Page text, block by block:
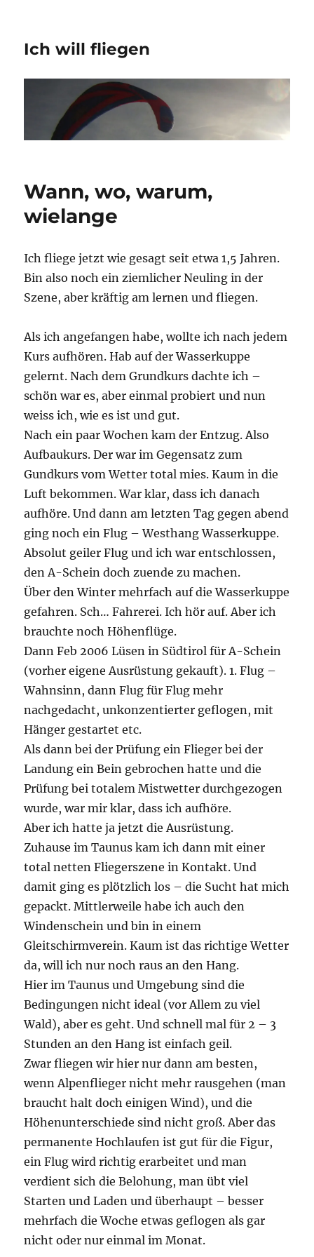
Ich will fliegen
Wann, wo, warum,
wielange
Ich fliege jetzt wie gesagt seit etwa 1,5 Jahren.
Bin also noch ein ziemlicher Neuling in der
Szene, aber kräftig am lernen und fliegen.
Als ich angefangen habe, wollte ich nach jedem
Kurs aufhören. Hab auf der Wasserkuppe
gelernt. Nach dem Grundkurs dachte ich –
schön war es, aber einmal probiert und nun
weiss ich, wie es ist und gut.
Nach ein paar Wochen kam der Entzug. Also
Aufbaukurs. Der war im Gegensatz zum
Gundkurs vom Wetter total mies. Kaum in die
Luft bekommen. War klar, dass ich danach
aufhöre. Und dann am letzten Tag gegen abend
ging noch ein Flug – Westhang Wasserkuppe.
Absolut geiler Flug und ich war entschlossen,
den A-Schein doch zuende zu machen.
Über den Winter mehrfach auf die Wasserkuppe
gefahren. Sch… Fahrerei. Ich hör auf. Aber ich
brauchte noch Höhenflüge.
Dann Feb 2006 Lüsen in Südtirol für A-Schein
(vorher eigene Ausrüstung gekauft). 1. Flug –
Wahnsinn, dann Flug für Flug mehr
nachgedacht, unkonzentierter geflogen, mit
Hänger gestartet etc.
Als dann bei der Prüfung ein Flieger bei der
Landung ein Bein gebrochen hatte und die
Prüfung bei totalem Mistwetter durchgezogen
wurde, war mir klar, dass ich aufhöre.
Aber ich hatte ja jetzt die Ausrüstung.
Zuhause im Taunus kam ich dann mit einer
total netten Fliegerszene in Kontakt. Und
damit ging es plötzlich los – die Sucht hat mich
gepackt. Mittlerweile habe ich auch den
Windenschein und bin in einem
Gleitschirmverein. Kaum ist das richtige Wetter
da, will ich nur noch raus an den Hang.
Hier im Taunus und Umgebung sind die
Bedingungen nicht ideal (vor Allem zu viel
Wald), aber es geht. Und schnell mal für 2 – 3
Stunden an den Hang ist einfach geil.
Zwar fliegen wir hier nur dann am besten,
wenn Alpenflieger nicht mehr rausgehen (man
braucht halt doch einigen Wind), und die
Höhenunterschiede sind nicht groß. Aber das
permanente Hochlaufen ist gut für die Figur,
ein Flug wird richtig erarbeitet und man
verdient sich die Belohung, man übt viel
Starten und Laden und überhaupt – besser
mehrfach die Woche etwas geflogen als gar
nicht oder nur einmal im Monat.